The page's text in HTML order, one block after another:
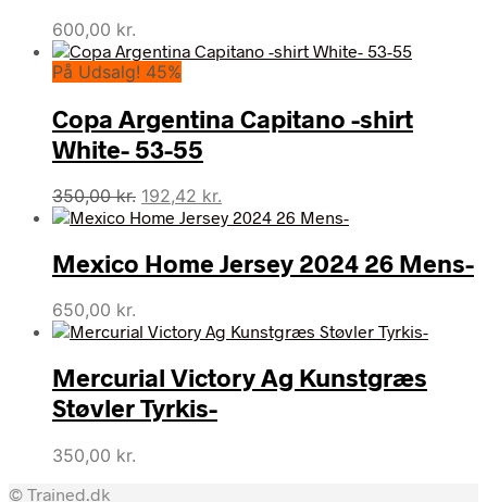
600,00 kr.
På Udsalg! 45%
Copa Argentina Capitano -shirt
White- 53-55
350,00kr. Den
oprindelige
var:
350,00 kr..
192,42 kr.
aktuelle
er:
192,42 kr..
Mexico Home Jersey 2024 26 Mens-
650,00 kr.
Mercurial Victory Ag Kunstgræs
Støvler Tyrkis-
350,00 kr.
© Trained.dk